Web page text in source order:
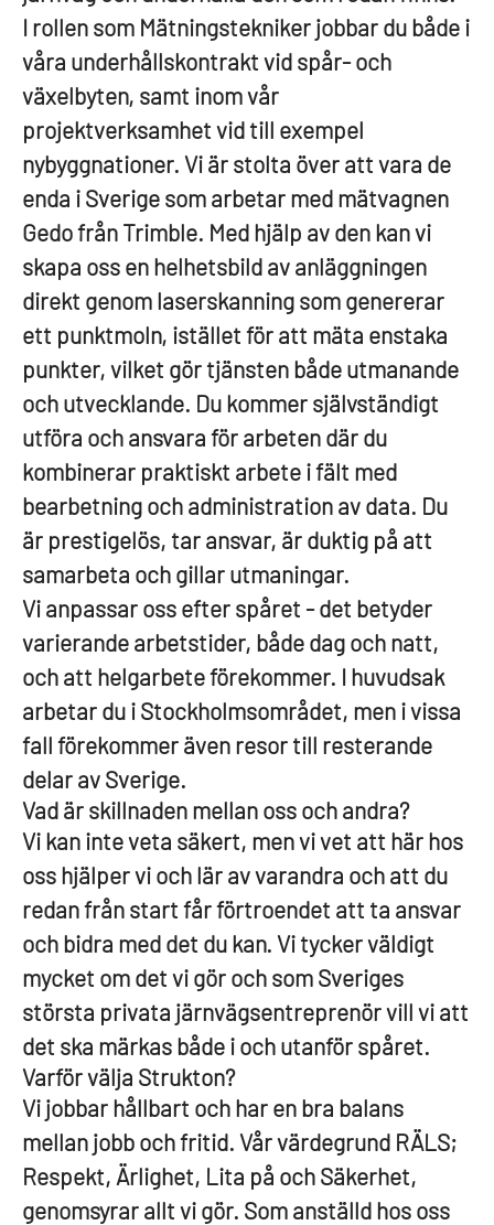
I rollen som Mätningstekniker jobbar du både i
våra underhållskontrakt vid spår- och
växelbyten, samt inom vår
projektverksamhet vid till exempel
nybyggnationer. Vi är stolta över att vara de
enda i Sverige som arbetar med mätvagnen
Gedo från Trimble. Med hjälp av den kan vi
skapa oss en helhetsbild av anläggningen
direkt genom laserskanning som genererar
ett punktmoln, istället för att mäta enstaka
punkter, vilket gör tjänsten både utmanande
och utvecklande. Du kommer självständigt
utföra och ansvara för arbeten där du
kombinerar praktiskt arbete i fält med
bearbetning och administration av data. Du
är prestigelös, tar ansvar, är duktig på att
samarbeta och gillar utmaningar.
Vi anpassar oss efter spåret - det betyder
varierande arbetstider, både dag och natt,
och att helgarbete förekommer. I huvudsak
arbetar du i Stockholmsområdet, men i vissa
fall förekommer även resor till resterande
delar av Sverige.
Vad är skillnaden mellan oss och andra?
Vi kan inte veta säkert, men vi vet att här hos
oss hjälper vi och lär av varandra och att du
redan från start får förtroendet att ta ansvar
och bidra med det du kan. Vi tycker väldigt
mycket om det vi gör och som Sveriges
största privata järnvägsentreprenör vill vi att
det ska märkas både i och utanför spåret.
Varför välja Strukton?
Vi jobbar hållbart och har en bra balans
mellan jobb och fritid. Vår värdegrund RÄLS;
Respekt, Ärlighet, Lita på och Säkerhet,
genomsyrar allt vi gör. Som anställd hos oss